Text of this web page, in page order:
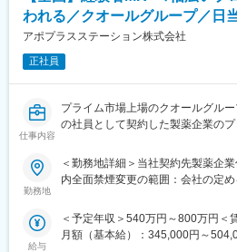
■長期収載品の市場拡大
■ジェネリック医薬品のプロモーシ
※プロジェクトの状況によっては、
ェクトが出るまで保留）となる場
変更の範囲：会社の定める業務
他社では見かけないような大手メー
件を保有しています。また原則、将
籍も視野に入れた内容で案件を受
客からの信頼が厚いためです。
CSOは本部のバックアップ体制が
ェクトマネージャーが管理する営
も可能です。また、クライアント
制度により、キャリアや年収アッ
われる／クオールグループ／日
アポプラスステーション株式会社
正社員
仕事内容
プライム市場上場のクオールグル
の社員として契約した製薬企業の
ックメーカーなどプロジェクトは
経験を活かせる環境が整っています
■営業スタイル：担当エリアの医療
用情報を収集を行っていただきま
・新薬のプロモーション
勤務地
＜勤務地詳細＞当社契約先製薬企
内全面禁煙変更の範囲：会社の定
給与
＜予定年収＞540万円～800万円＜
月額（基本給）：345,000円～